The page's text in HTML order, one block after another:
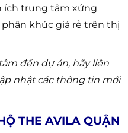
ích trung tâm xứng
phân khúc giá rẻ trên thị
đến dự án, hãy liên
nhật các thông tin mới
THE AVILA QUẬN